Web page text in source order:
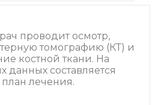
проводит осмотр,
томографию (КТ) и
костной ткани. На
данных составляется
лечения.